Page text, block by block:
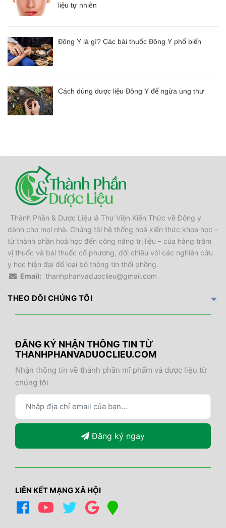
liệu tự nhiên
Đông Y là gì? Các bài thuốc Đông Y phổ biến
Cách dùng dược liệu Đông Y để ngừa ung thư
Thành Phần & Dược Liệu là Thư Viện Kiến Thức về Đông y
dành cho mọi nhà. Chúng tôi hệ thống hoá kiến thức khoa học –
từ thành phần hoá học đến công năng trị liệu – của hàng trăm
vị thuốc và bài thuốc cổ phương, đối chiếu với các nghiên cứu
y học hiện đại để loại bỏ thông tin thổi phồng.
Email: thanhphanvaduoclieu@gmail.com
THEO DÕI CHÚNG TÔI
ĐĂNG KÝ NHẬN THÔNG TIN TỪ
THANHPHANVADUOCLIEU.COM
Nhận thông tin về thành phần mĩ phẩm và dược liệu từ
chúng tôi
Đăng ký ngay
LIÊN KẾT MẠNG XÃ HỘI